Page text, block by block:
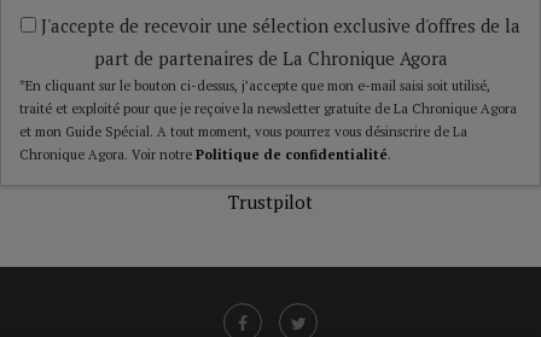
J'accepte de recevoir une sélection exclusive d'offres de la
part de partenaires de La Chronique Agora
*En cliquant sur le bouton ci-dessus, j’accepte que mon e-mail saisi soit utilisé,
traité et exploité pour que je reçoive la newsletter gratuite de La Chronique Agora
et mon Guide Spécial. A tout moment, vous pourrez vous désinscrire de La
Chronique Agora. Voir notre Politique de confidentialité.
Trustpilot